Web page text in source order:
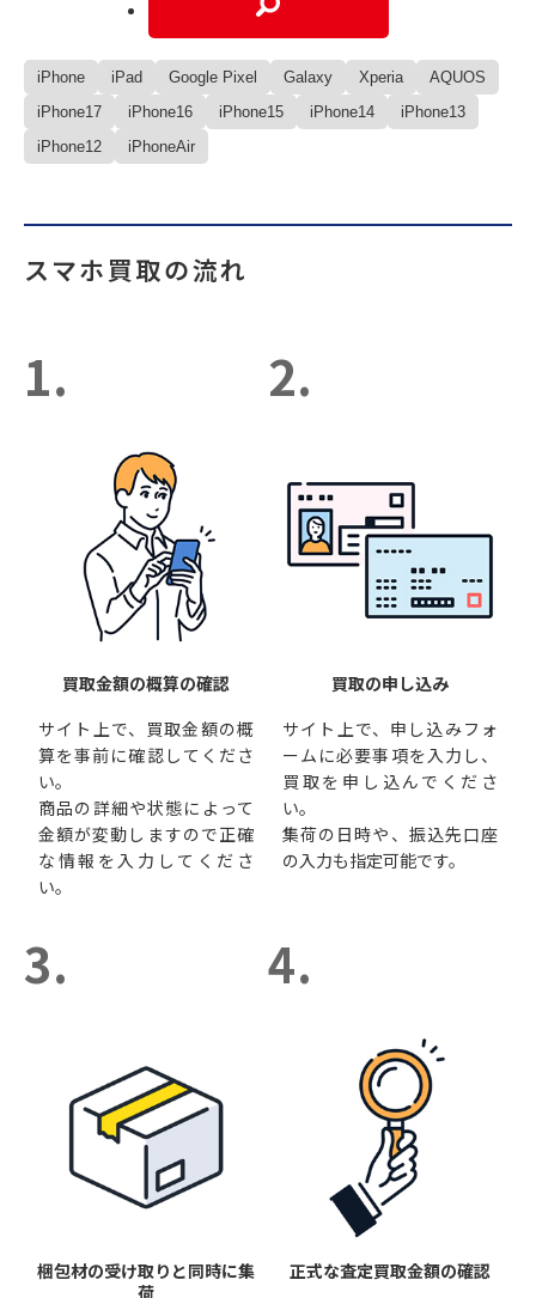
iPhone iPad Google Pixel Galaxy Xperia
AQUOS
iPhone17
iPhone16 iPhone15 iPhone14
iPhone13
iPhone12
iPhoneAir
スマホ買取の流れ
1.
買取金額の概算の確認
サイト上で、買取金額の概
算を事前に確認してくださ
い。
商品の詳細や状態によって
金額が変動しますので正確
な情報を入力してくださ
い。
2.
買取の申し込み
サイト上で、申し込みフォ
ームに必要事項を入力し、
買取を申し込んでくださ
い。
集荷の日時や、振込先口座
の入力も指定可能です。
3.
梱包材の受け取りと同時に集
荷
4.
正式な査定買取金額の確認